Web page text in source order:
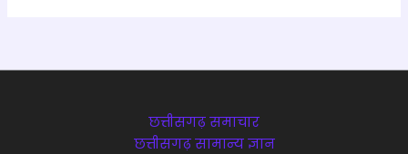
छत्तीसगढ़ समाचार
छत्तीसगढ़ सामान्य ज्ञान